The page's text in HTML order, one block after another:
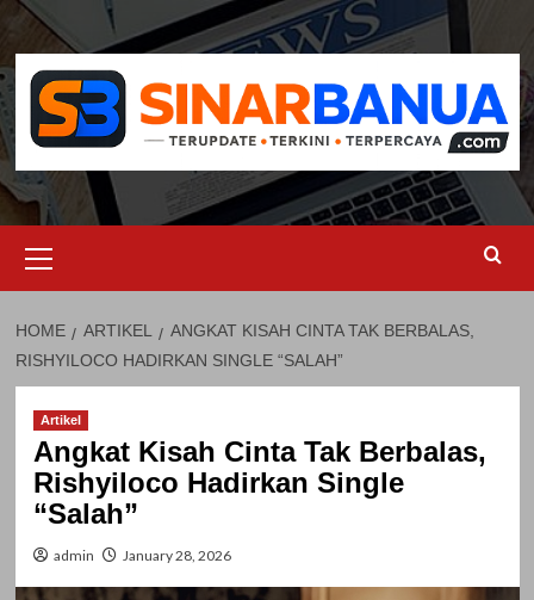
Skip
content
Menu
HOME ARTIKEL
ANGKAT KISAH CINTA TAK BERBALAS,
RISHYILOCO HADIRKAN SINGLE “SALAH”
Artikel
Angkat Kisah Cinta Tak Berbalas,
Rishyiloco Hadirkan Single
“Salah”
admin January 28, 2026